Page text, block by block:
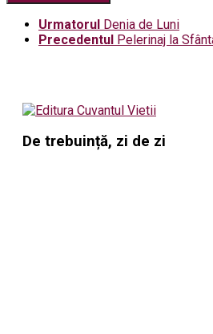
Urmatorul Denia de Luni
Precedentul Pelerinaj la
De trebuință, zi de zi